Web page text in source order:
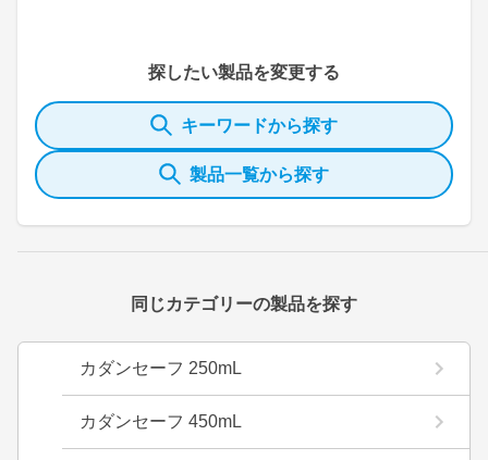
探したい製品を変更する
キーワードから探す
製品一覧から探す
同じカテゴリーの製品を探す
カダンセーフ 250mL
カダンセーフ 450mL